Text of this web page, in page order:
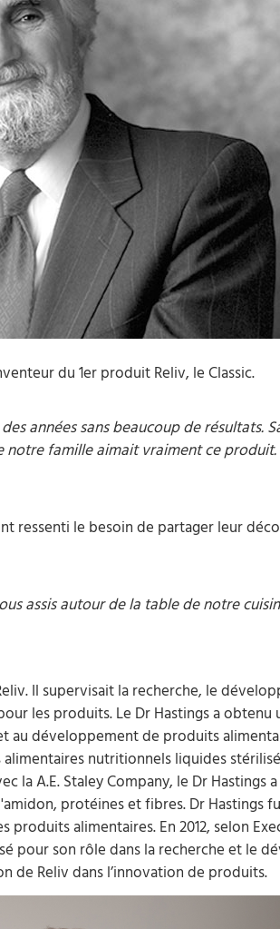
du 1er produit Reliv, le Classic.
années sans beaucoup de résultats.
notre famille aimait vraiment ce
ressenti le besoin de partager leur
assis autour de la table de notre
Il supervisait la recherche, le
les produits. Le Dr Hastings a
développement de produits
nutritionnels liquides
la A.E. Staley Company, le Dr
protéines et fibres. Dr Hastings
alimentaires. En 2012, selon
pour son rôle dans la recherche et le
de Reliv dans l’innovation de produits.